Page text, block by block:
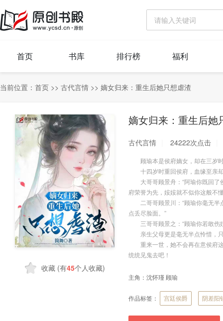
首页 书库 排行榜 福利
当前位置： 首页 >> 古代言情 >> 嫡女归来：重生后她只想虐渣
收藏 (有45个人收藏)
嫡女归来：重生后她
古代言情 24222次点击
顾瑜本是侯府嫡女，却在三岁时
十四岁时重回侯府，血缘至亲
大哥哥顾景舟：“阿瑜你既回了
府荣誉为先，姲姲就不似你这般不
二哥哥顾景川：“顾瑜你毫无半
点丢尽脸面。”
三哥哥顾景之：“顾瑜你若敢伤
亲生父母更是毫无半点怜惜，
重来一世，她不会再在意侯府这
统统见鬼去吧！
主角： 沈怀瑾 顾瑜
作品标签： 宫廷侯爵 阴差阳